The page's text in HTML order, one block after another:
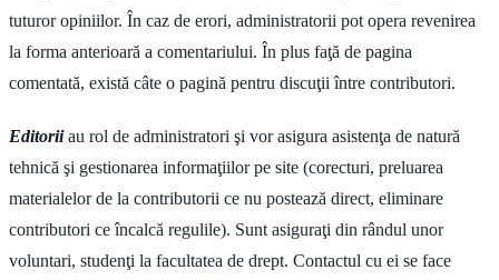
tuturor opiniilor. În caz de erori, administratorii pot opera revenirea
la forma anterioară a comentariului. În plus faţă de pagina
comentată, există câte o pagină pentru discuţii între contributori.
Editoriiau rol de administratori şi vor asigura asistenţa de natură
tehnică şi gestionarea informaţiilor pe site (corecturi, preluarea
materialelor de la contributorii ce nu postează direct, eliminare
contributori ce încalcă regulile). Sunt asiguraţi din rândul unor
voluntari, studenţi la facultatea de drept. Contactul cu ei se face